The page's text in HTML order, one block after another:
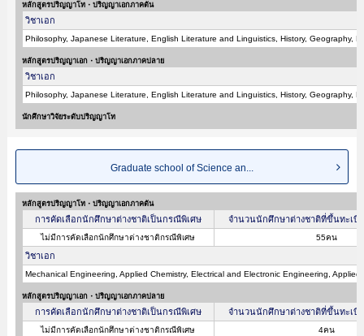
หลักสูตรปริญญาโท・ปริญญาเอกภาคต้น
วิชาเอก
Philosophy, Japanese Literature, English Literature and Linguistics, History, Geography,
หลักสูตรปริญญาเอก・ปริญญาเอกภาคปลาย
วิชาเอก
Philosophy, Japanese Literature, English Literature and Linguistics, History, Geography,
นักศึกษาวิจัยระดับปริญญาโท
Graduate school of Science an...
หลักสูตรปริญญาโท・ปริญญาเอกภาคต้น
การคัดเลือกนักศึกษาต่างชาติเป็นกรณีพิเศษ จำนวนนักศึกษาต่างชาติที่ขึ้นทะเบี
ไม่มีการคัดเลือกนักศึกษาต่างชาติกรณีพิเศษ 55คน
วิชาเอก
Mechanical Engineering, Applied Chemistry, Electrical and Electronic Engineering,
หลักสูตรปริญญาเอก・ปริญญาเอกภาคปลาย
การคัดเลือกนักศึกษาต่างชาติเป็นกรณีพิเศษ จำนวนนักศึกษาต่างชาติที่ขึ้นทะเบี
ไม่มีการคัดเลือกนักศึกษาต่างชาติกรณีพิเศษ 4คน